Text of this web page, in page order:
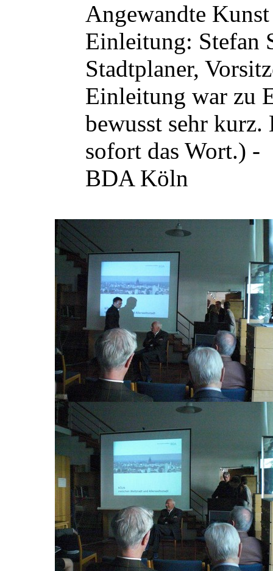
Angewandte
Einleitung: Stefan
Stadtplaner,
Einleitung war zu
bewusst sehr
sofort das Wort.) -
BDA Köln